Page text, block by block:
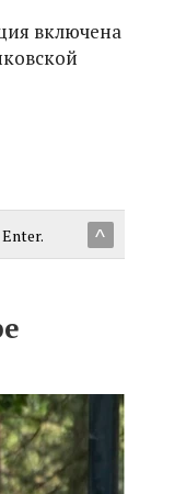
включена
^